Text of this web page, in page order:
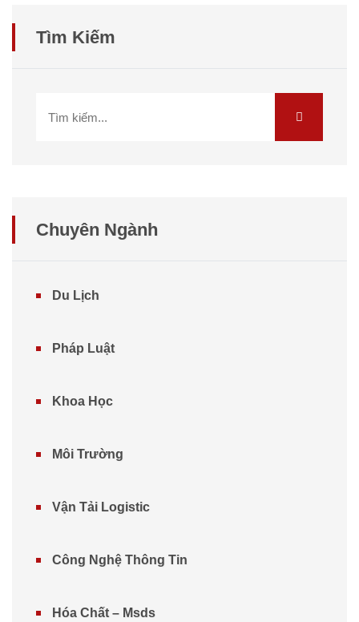
Tìm Kiếm
Chuyên Ngành
Du Lịch
Pháp Luật
Khoa Học
Môi Trường
Vận Tải Logistic
Công Nghệ Thông Tin
Hóa Chất – Msds